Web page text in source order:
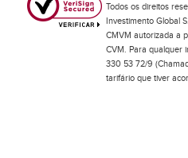
Todos os direitos
Investimento Global
CMVM autorizada a
CVM. Para qualquer
330 53 72/9
tarifário que tiver